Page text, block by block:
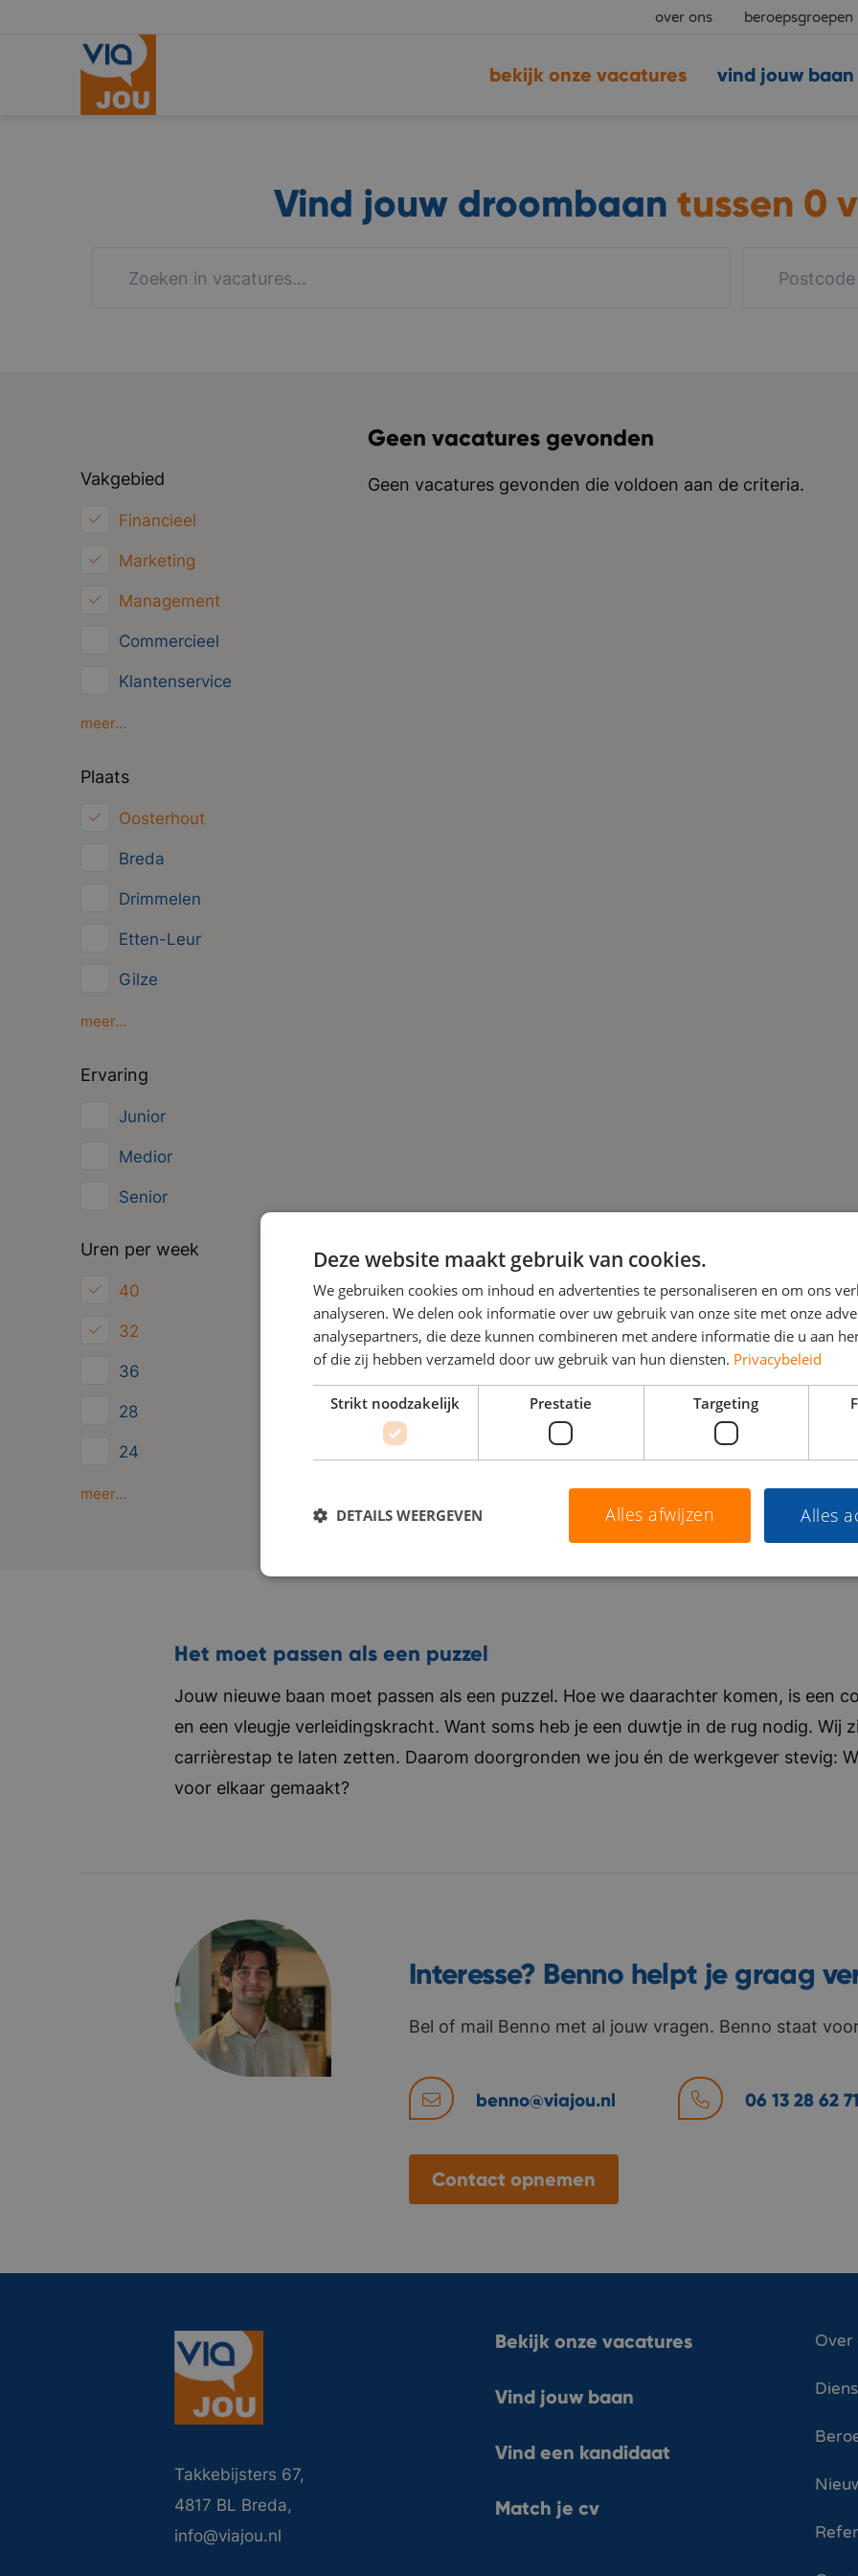
over ons beroepsgroepen
vind jouw baan
bekijk onze vacatures
Vind jouw droombaan tussen 0
Vakgebied
Financieel
Marketing
Management
Commercieel
Klantenservice
HRM
meer...
Plaats
Oosterhout
Breda
Drimmelen
Etten-Leur
Gilze
Moerdijk
meer...
Ervaring
Junior
Medior
Senior
Uren per week
40
32
36
28
24
Minder dan 24
meer...
Geen vacatures gevonden
Geen vacatures gevonden die voldoen aan de criteria.
Het moet passen als een puzzel
Jouw nieuwe baan moet passen als een puzzel. Hoe we daarachter komen, is een
en een vleugje verleidingskracht. Want soms heb je een duwtje in de rug nodig. Wij
carrièrestap te laten zetten. Daarom doorgronden we jou én de werkgever stevig:
voor elkaar gemaakt?
Interesse? Benno helpt je graag
Bel of mail Benno met al jouw vragen. Benno staat
benno@viajou.nl 06 13 28 62
Contact opnemen
Takkebijsters 67,
4817 BL Breda,
info@viajou.nl
Bekijk onze vacatures
Vind jouw baan
Vind een kandidaat
Match je cv
Over
Deze website maakt gebruik van cookies.
We gebruiken cookies om inhoud en advertenties te personaliseren en om ons
analyseren. We delen ook informatie over uw gebruik van onze site met onze
analysepartners, die deze kunnen combineren met andere informatie die u aan
of die zij hebben verzameld door uw gebruik van hun diensten. Privacybeleid
Strikt noodzakelijk Prestatie Targeting
Alles
Alles afwijzen
DETAILS WEERGEVEN